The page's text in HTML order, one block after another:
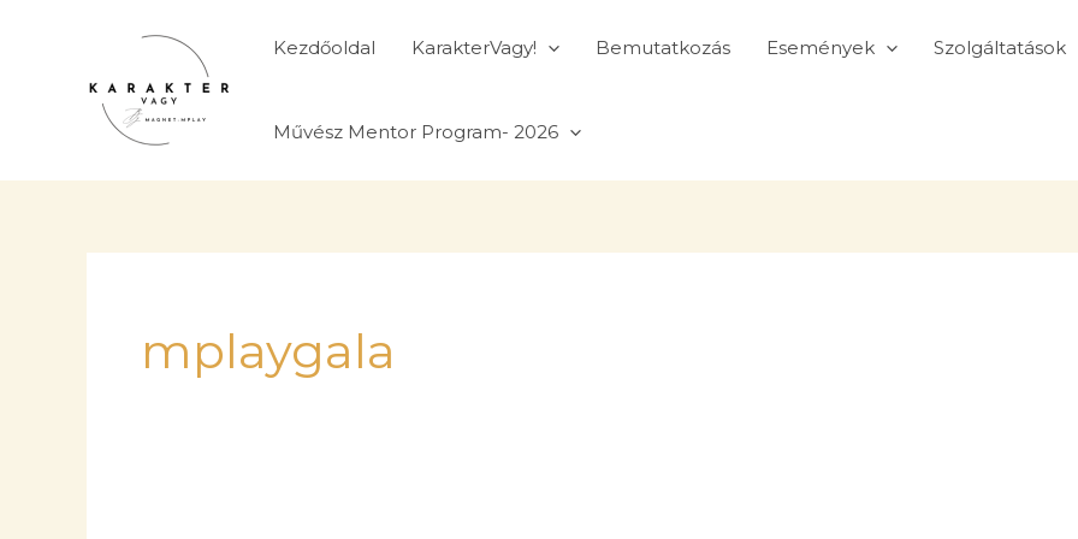
Kezdőoldal KarakterVagy! Bemutatkozás Események Szolgáltatások
Művész Mentor Program- 2026
mplaygala